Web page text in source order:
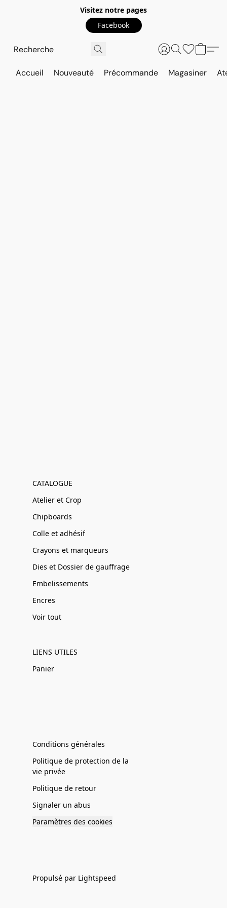
Visitez notre pages
Facebook
Accueil Nouveauté Précommande Magasiner
CATALOGUE
Atelier et Crop
Chipboards
Colle et adhésif
Crayons et marqueurs
Dies et Dossier de gauffrage
Embelissements
Encres
Voir tout
LIENS UTILES
Panier
Conditions générales
Politique de protection de la
vie privée
Politique de retour
Signaler un abus
Paramètres des cookies
Propulsé par Lightspeed